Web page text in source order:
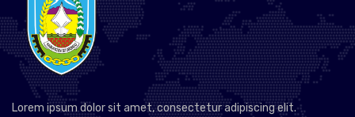
Lorem ipsum dolor sit amet, consectetur adipiscing elit.